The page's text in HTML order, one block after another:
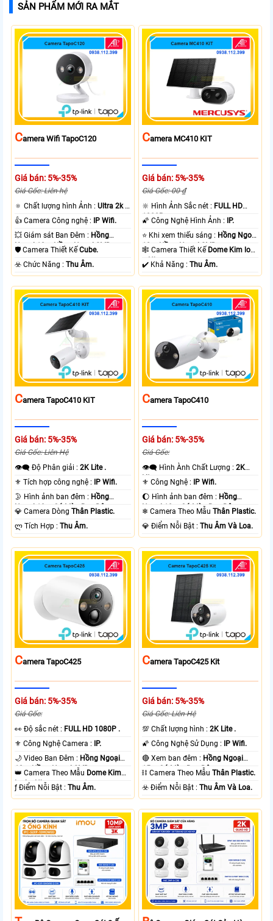
SẢN PHẨM MỚI RA MẮT
CAmera Wifi TapoC120
Giá bán: 5%-35%
Giá Gốc: Liên hệ
🔅 Chất lượng hình Ảnh :Ultra 2k +
.
👍 Camera Công nghệ :
IP Wifi.
💥 Giám sát Ban Đêm : Hồng
Ngoại 10m Hồng Ngoại SMD.
🛡 Camera Thiết KếCube.
️☣️ Chức Năng :Thu Âm.
CAmera MC410 KIT
Giá bán: 5%-35%
Giá Gốc: 00 ₫
🔆 Hình Ảnh Sắc nét : FULL HD
1080P .
🌠 Công Nghệ Hình Ảnh :
IP.
⭐ Khi xem thiếu sáng : Hồng Ngoại
10m Hồng Ngoại SMD.
🕸️ Camera Thiết Kế Dome Kim loại
+ Nhựa.
️✔️ Khả Năng :Thu Âm.
CAmera TapoC410 KIT
Giá bán: 5%-35%
Giá Gốc: Liên Hệ
👁️‍🗨 Độ Phân giải :2K Lite .
⚜️ Tích hợp công nghệ :
IP Wifi.
🌛 Hình ảnh ban đêm : Hồng
Ngoại 10m Có Màu Ban Ðêm.
💎 Camera DòngThân Plastic.
️ლ Tích Hợp :Thu Âm.
CAmera TapoC410
Giá bán: 5%-35%
Giá Gốc:
👁️‍🗨 Hình Ành Chất Lượng :2K
Lite .
⚜️ Công Nghệ :
IP Wifi.
🌔 Hình ảnh ban đêm : Hồng
Ngoại 10m Có Màu Ban Ðêm.
❄ Camera Theo MẫuThân Plastic.
️💎 Điểm Nỗi Bật :Thu Âm Và Loa.
CAmera TapoC425
Giá bán: 5%-35%
Giá Gốc:
️👀 Độ sắc nét : FULL HD 1080P .
⚜️ Công Nghệ Camera :
IP.
🌙 Video Ban Đêm : Hồng Ngoại
10m Hồng Ngoại SMD.
👑 Camera Theo Mẫu Dome Kim
loại + Nhựa.
️ƒ Điểm Nỗi Bật :Thu Âm.
CAmera TapoC425 Kit
Giá bán: 5%-35%
Giá Gốc: Liên Hệ
💯 Chất lượng hình :2K Lite .
🌠 Công Nghệ Sử Dụng :
IP Wifi.
🔴 Xem ban đêm : Hồng Ngoại
15m Có Màu Ban Ðêm.
⛓ Camera Theo MẫuThân Plastic.
️☣️ Điểm Nỗi Bật :Thu Âm Và Loa.